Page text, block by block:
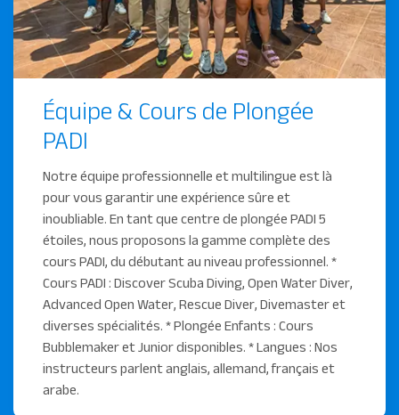
Équipe & Cours de Plongée
PADI
Notre équipe professionnelle et multilingue est là
pour vous garantir une expérience sûre et
inoubliable. En tant que centre de plongée PADI 5
étoiles, nous proposons la gamme complète des
cours PADI, du débutant au niveau professionnel. *
Cours PADI : Discover Scuba Diving, Open Water Diver,
Advanced Open Water, Rescue Diver, Divemaster et
diverses spécialités. * Plongée Enfants : Cours
Bubblemaker et Junior disponibles. * Langues : Nos
instructeurs parlent anglais, allemand, français et
arabe.